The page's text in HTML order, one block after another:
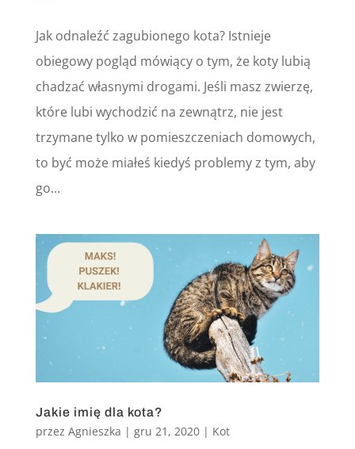
Jak odnaleźć zagubionego kota? Istnieje
obiegowy pogląd mówiący o tym, że koty lubią
chadzać własnymi drogami. Jeśli masz zwierzę,
które lubi wychodzić na zewnątrz, nie jest
trzymane tylko w pomieszczeniach domowych,
to być może miałeś kiedyś problemy z tym, aby
go...
Jakie imię dla kota?
przez Agnieszka | gru 21, 2020| Kot